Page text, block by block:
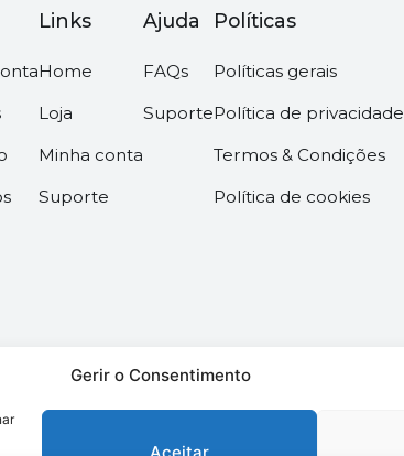
Gerir o Consentimento
Aceitar
Links
Home
Loja
Minha conta
Suporte
Ajuda
FAQs
Suporte
Políticas
Políticas gerais
Política de privacidade
Termos & Condições
Política de cookies
pela somos6digital